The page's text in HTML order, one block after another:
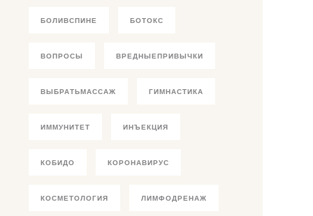
БОЛИВСПИНЕ БОТОКС
ВОПРОСЫ ВРЕДНЫЕПРИВЫЧКИ
ВЫБРАТЬМАССАЖ ГИМНАСТИКА
ИММУНИТЕТ ИНЪЕКЦИЯ
КОБИДО КОРОНАВИРУС
КОСМЕТОЛОГИЯ ЛИМФОДРЕНАЖ